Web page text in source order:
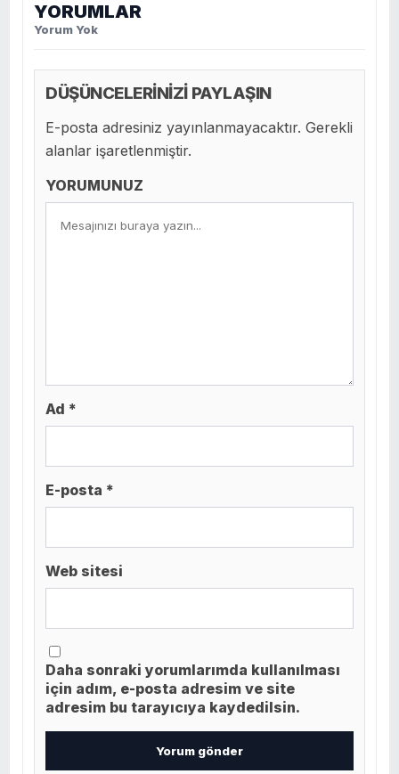
YORUMLAR
Yorum Yok
DÜŞÜNCELERİNİZİ PAYLAŞIN
E-posta adresiniz yayınlanmayacaktır. Gerekli
alanlar işaretlenmiştir.
YORUMUNUZ
Ad *
E-posta *
Web sitesi
Daha sonraki yorumlarımda kullanılması
için adım, e-posta adresim ve site
adresim bu tarayıcıya kaydedilsin.